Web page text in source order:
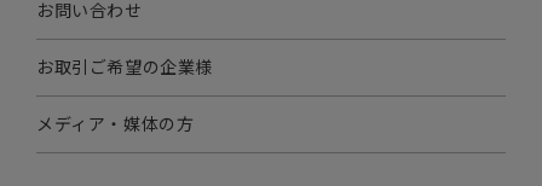
お問い合わせ
お取引ご希望の企業様
メディア・媒体の方